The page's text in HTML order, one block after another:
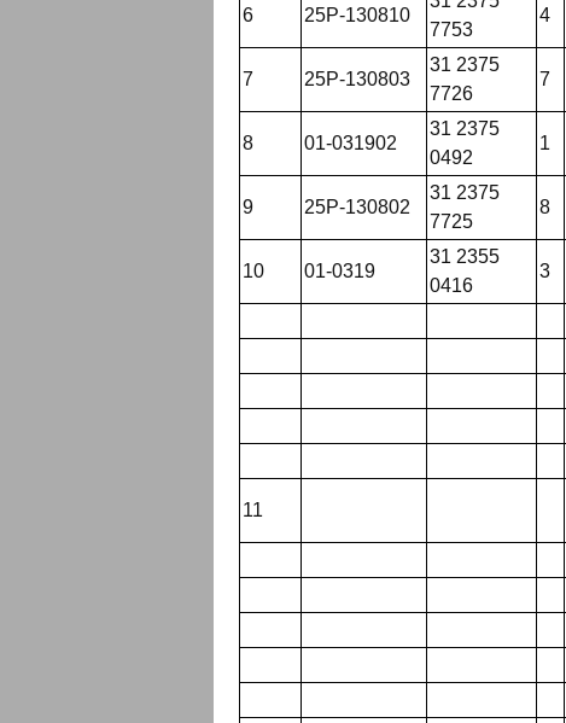
6 25Р-130810
7753
4
7 25Р-130803
31 2375
7726
7
8 01-031902
31 2375
0492
1
9 25Р-130802
31 2375
7725
8
10 01-0319
31 2355
0416
3
11